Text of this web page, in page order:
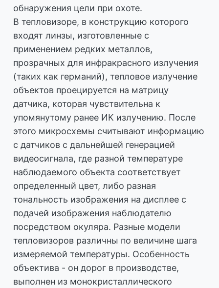
обнаружения цели при охоте.
В тепловизоре, в конструкцию которого
входят линзы, изготовленные с
применением редких металлов,
прозрачных для инфракрасного излучения
(таких как германий), тепловое излучение
объектов проецируется на матрицу
датчика, которая чувствительна к
упомянутому ранее ИК излучению. После
этого микросхемы считывают информацию
с датчиков с дальнейшей генерацией
видеосигнала, где разной температуре
наблюдаемого объекта соответствует
определенный цвет, либо разная
тональность изображения на дисплее с
подачей изображения наблюдателю
посредством окуляра. Разные модели
тепловизоров различны по величине шага
измеряемой температуры. Особенность
объектива - он дорог в производстве,
выполнен из монокристаллического